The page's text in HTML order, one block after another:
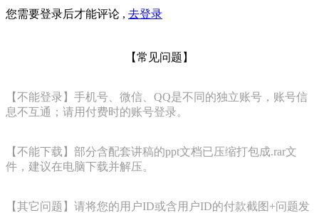
您需要登录后才能评论 , 去登录
【常见问题】
【不能登录】手机号、微信、QQ是不同的独立账号，账号信
息不互通；请用付费时的账号登录。
【不能下载】部分含配套讲稿的ppt文档已压缩打包成.rar文
件，建议在电脑下载并解压。
【其它问题】请将您的用户ID或含用户ID的付款截图+问题发